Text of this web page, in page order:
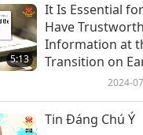
5:13
It Is Essential
Have
Information at
Transition on
2024-
Tin Đáng Chú Ý